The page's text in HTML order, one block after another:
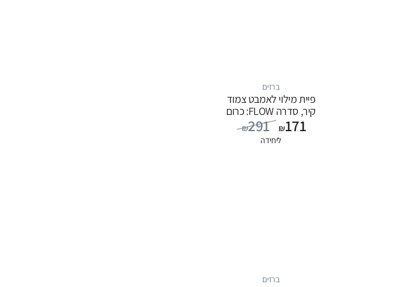
ברזים
פיית מילוי לאמבט צמוד
קיר, סדרה FLOW: כרום
₪291 ₪171
ליחידה
ברזים